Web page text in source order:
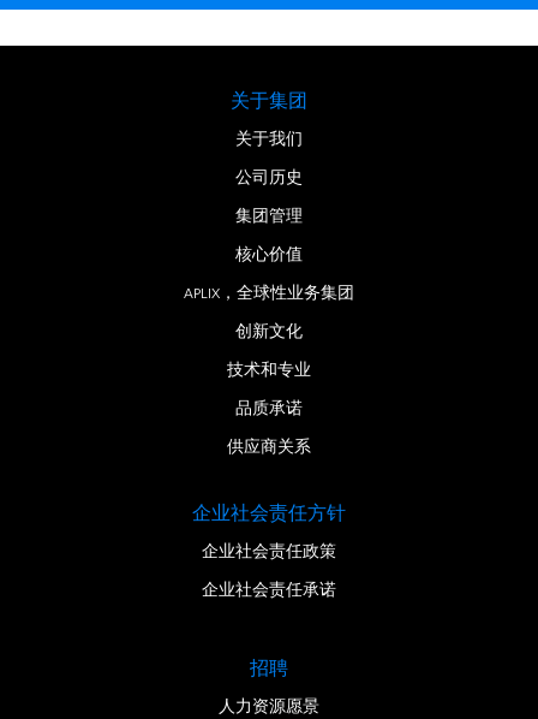
关于集团
关于我们
公司历史
集团管理
核心价值
APLIX，全球性业务集团
创新文化
技术和专业
品质承诺
供应商关系
企业社会责任方针
企业社会责任政策
企业社会责任承诺
招聘
人力资源愿景